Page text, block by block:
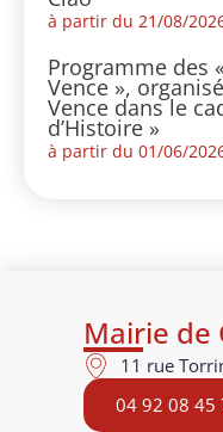
à partir du 21/08/
Programme des
Vence »,
Vence dans le
d’Histoire »
à partir du 01/06/
Mairie de
11 rue
04 92 08 45